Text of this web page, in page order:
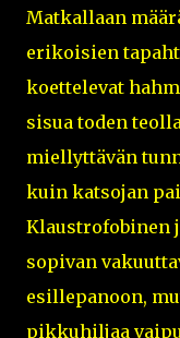
Matkallaan
erikoisien
koettelevat
sisua toden
miellyttävän
kuin katsojan
Klaustrofobinen
sopivan
esillepanoon,
pikkuhiljaa